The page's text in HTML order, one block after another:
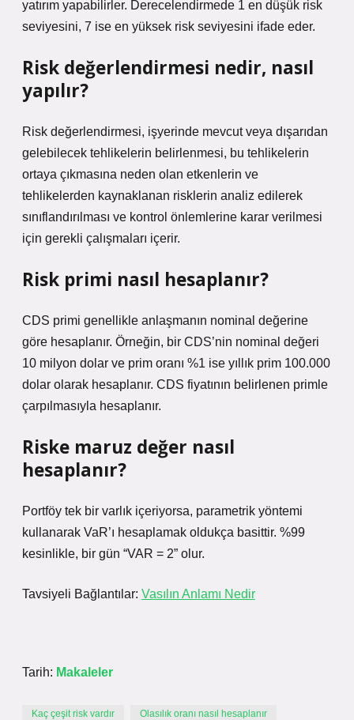
yatırım yapabilirler. Derecelendirmede 1 en düşük risk
seviyesini, 7 ise en yüksek risk seviyesini ifade eder.
Risk değerlendirmesi nedir, nasıl
yapılır?
Risk değerlendirmesi, işyerinde mevcut veya dışarıdan
gelebilecek tehlikelerin belirlenmesi, bu tehlikelerin
ortaya çıkmasına neden olan etkenlerin ve
tehlikelerden kaynaklanan risklerin analiz edilerek
sınıflandırılması ve kontrol önlemlerine karar verilmesi
için gerekli çalışmaları içerir.
Risk primi nasıl hesaplanır?
CDS primi genellikle anlaşmanın nominal değerine
göre hesaplanır. Örneğin, bir CDS’nin nominal değeri
10 milyon dolar ve prim oranı %1 ise yıllık prim 100.000
dolar olarak hesaplanır. CDS fiyatının belirlenen primle
çarpılmasıyla hesaplanır.
Riske maruz değer nasıl
hesaplanır?
Portföy tek bir varlık içeriyorsa, parametrik yöntemi
kullanarak VaR’ı hesaplamak oldukça basittir. %99
kesinlikle, bir gün “VAR = 2” olur.
Tavsiyeli Bağlantılar: Vasılın Anlamı Nedir
Tarih: Makaleler
Kaç çeşit risk vardır Olasılık oranı nasıl hesaplanır